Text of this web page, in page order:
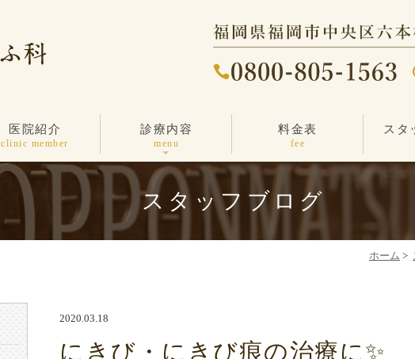
医院紹介
clinic member
診療内容
menu
しみ治療
医療脱毛
ニキビ・ニキビ跡
毛穴ケア
しわ・たるみ治療
エンビロン
薄毛治療
一般診療
その他の治療 料金表
fee
スタ
スタッフブログ
ホーム >
2020.03.18
にきび・にきび痕の治療に✨️